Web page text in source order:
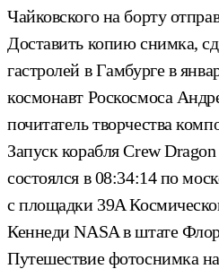
Чайковского на борту
Доставить копию снимка,
гастролей в Гамбурге в
космонавт Роскосмоса
почитатель творчества
Запуск корабля Crew
состоялся в 08:34:14 по
с площадки 39A
Кеннеди NASA в штате
Путешествие фотоснимка